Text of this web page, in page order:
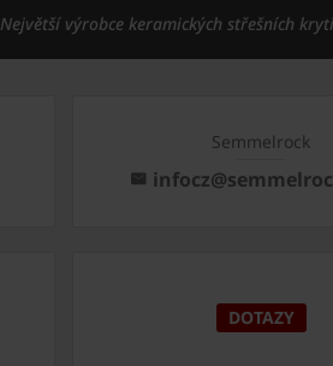
Největší výrobce keramických střešních
Semmelrock
DOTAZY